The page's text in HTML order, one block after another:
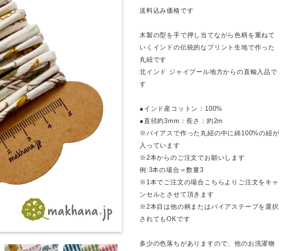
送料込み価格です
木製の型を手で押し当てながら色柄を重ねて
いくインドの伝統的なプリント生地で作った
丸紐です
北インド ジャイプール地方からの直輸入品で
す
●インド産コットン：100%
●直径約3mm：長さ：約2m
※バイアスで作った丸紐の中に綿100%の紐が
入っています
※2本からのご注文でお願いします
例:3本の場合＝数量3
※1本でご注文の場合こちらよりご注文をキャ
ンセルとさせて頂きます
※2本目は他の柄またはバイアステープを選択
されてもOKです
多少の色落ちがありますので、他のお洗濯物